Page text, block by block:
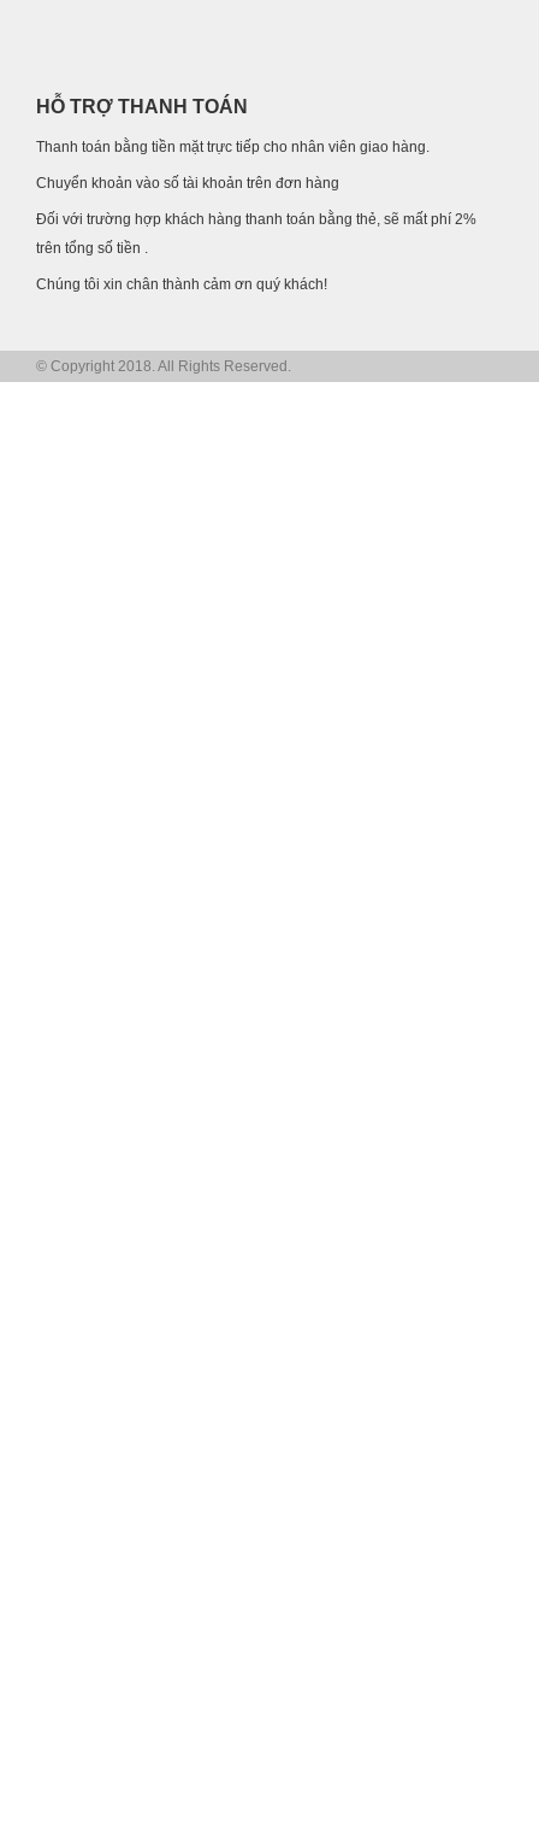
HỖ TRỢ THANH TOÁN
Thanh toán bằng tiền mặt trực tiếp cho nhân viên giao hàng.
Chuyển khoản vào số tài khoản trên đơn hàng
Đối với trường hợp khách hàng thanh toán bằng thẻ, sẽ mất phí 2%
trên tổng số tiền .
Chúng tôi xin chân thành cảm ơn quý khách!
© Copyright 2018. All Rights Reserved.